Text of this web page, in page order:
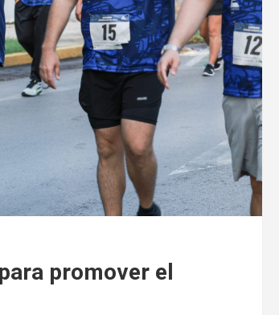
promover el